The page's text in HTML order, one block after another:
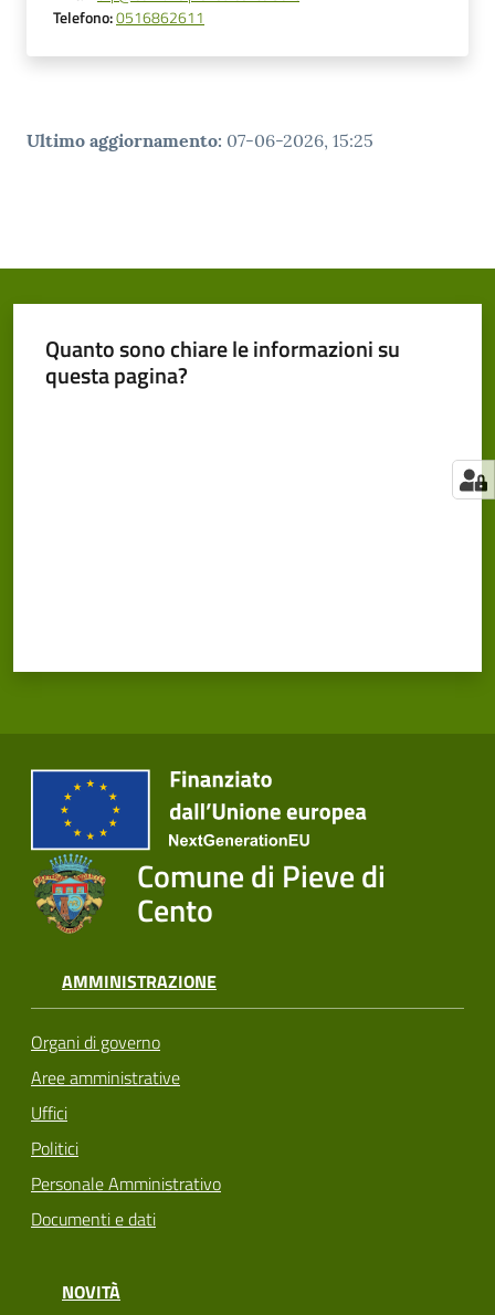
Telefono:0516862611
Ultimo aggiornamento: 07-06-2026, 15:25
Quanto sono chiare le informazioni su
questa pagina?
Comune di Pieve di
Cento
AMMINISTRAZIONE
Organi di governo
Aree amministrative
Uffici
Politici
Personale Amministrativo
Documenti e dati
NOVITÀ